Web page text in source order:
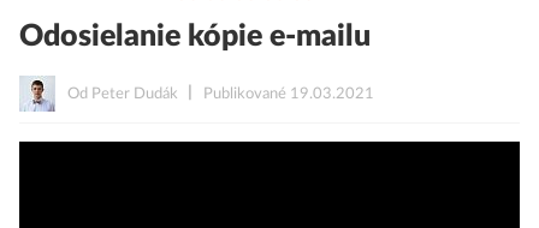
Odosielanie kópie e-mailu
Od Peter Dudák Publikované 19.03.2021